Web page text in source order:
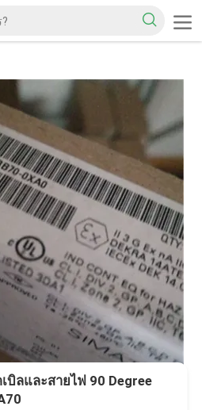
บิลและสายไฟ 90 Degree